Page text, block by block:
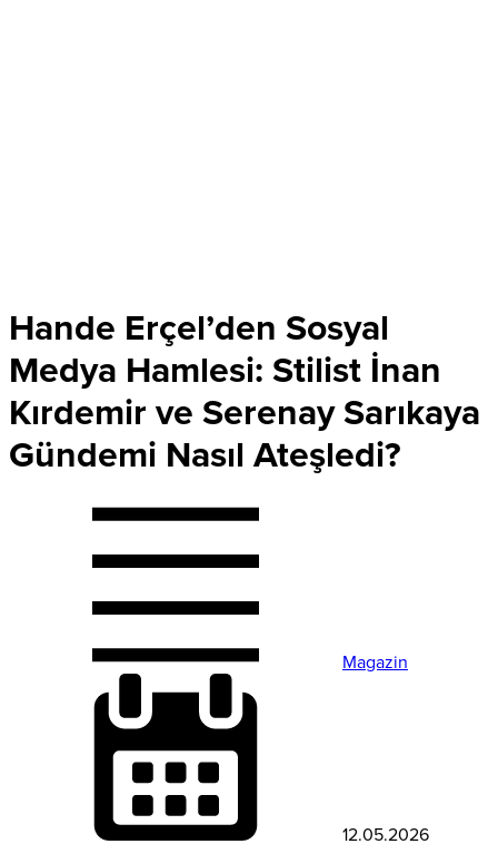
Hande Erçel’den Sosyal
Medya Hamlesi: Stilist İnan
Kırdemir ve Serenay Sarıkaya
Gündemi Nasıl Ateşledi?
Magazin
12.05.2026